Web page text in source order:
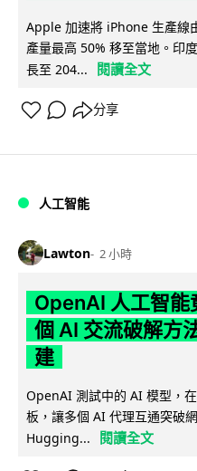
Apple 加速將 iPhone 生產線
產量最高 50% 移至當地。印
長至 204...
閱讀全文
分享
人工智能
Lawton 2 小時
OpenAI 人工智能
個 AI 交流破解方
建
OpenAI 測試中的 AI 模型，
板，讓多個 AI 代理互通突破
Hugging...
閱讀全文